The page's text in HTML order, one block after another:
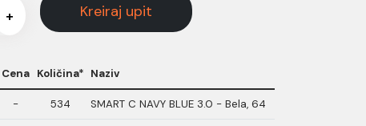
+ Kreiraj upit
Cena Količina* Naziv
- 534 SMART C NAVY BLUE 3.0 - Bela, 64